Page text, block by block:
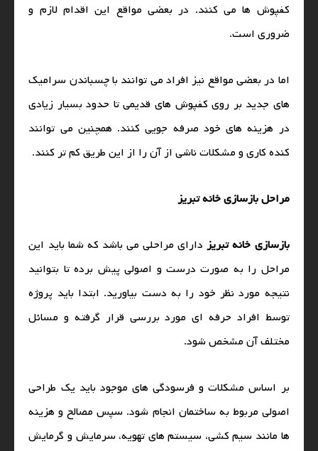
کفپوش‌ ها می‌ کنند. در بعضی مواقع این اقدام لازم و
ضروری است.
اما در بعضی مواقع نیز افراد می‌ توانند با چسباندن سرامیک‌
های جدید بر روی کفپوش‌ های قدیمی تا حدود بسیار زیادی
در هزینه‌ های خود صرفه‌ جویی کنند. همچنین می‌ توانند
کنده کاری و مشکلات ناشی از آن را از این طریق کم تر کنند.
مراحل بازسازی خانه تبریز
بازسازی خانه تبریزدارای مراحلی می‌ باشد که شما باید این
مراحل را به صورت درست و اصولی پیش برده تا بتوانید
نتیجه مورد نظر خود را به دست بیاورید. ابتدا باید پروژه
توسط افراد حرفه‌ ای مورد بررسی قرار گرفته و مسائل
مختلف آن مشخص شود‌.
بر اساس مشکلات و فرسودگی‌ های موجود باید یک طراحی
اصولی مربوط به ساختمان انجام شود. سپس مصالح و هزینه‌
ها مانند سیم کشی، سیستم‌ های تهویه، سرمایش و گرمایش